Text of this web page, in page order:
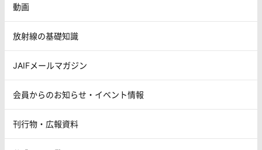
動画
放射線の基礎知識
JAIFメールマガジン
会員からのお知らせ・イベント情報
刊行物・広報資料